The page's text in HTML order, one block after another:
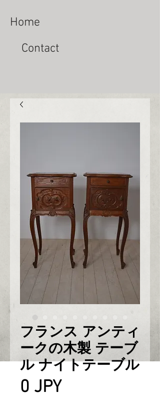
Home
Contact
フランス アンティ
ークの木製 テーブ
ル ナイトテーブル
0 JPYPrix